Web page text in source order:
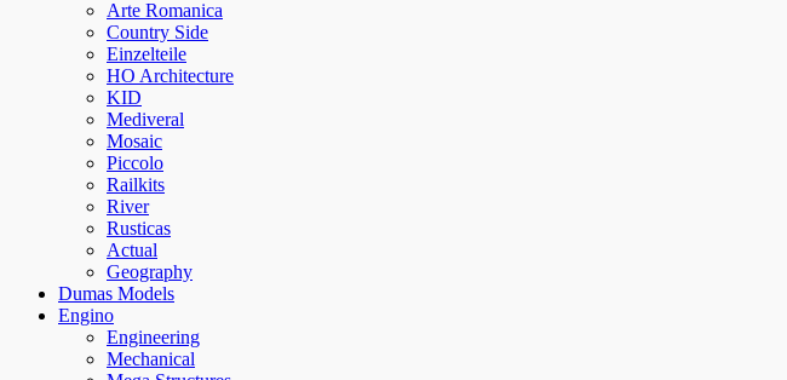
Arte Romanica
Country Side
Einzelteile
HO Architecture
KID
Mediveral
Mosaic
Piccolo
Railkits
River
Rusticas
Actual
Geography
Dumas Models
Engino
Engineering
Mechanical